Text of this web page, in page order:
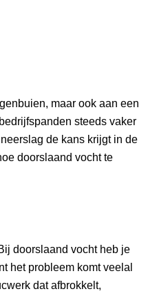
maar ook aan een
steeds vaker
de kans krijgt in de
doorslaand vocht te
doorslaand vocht heb je
het probleem komt veelal
dat afbrokkelt,